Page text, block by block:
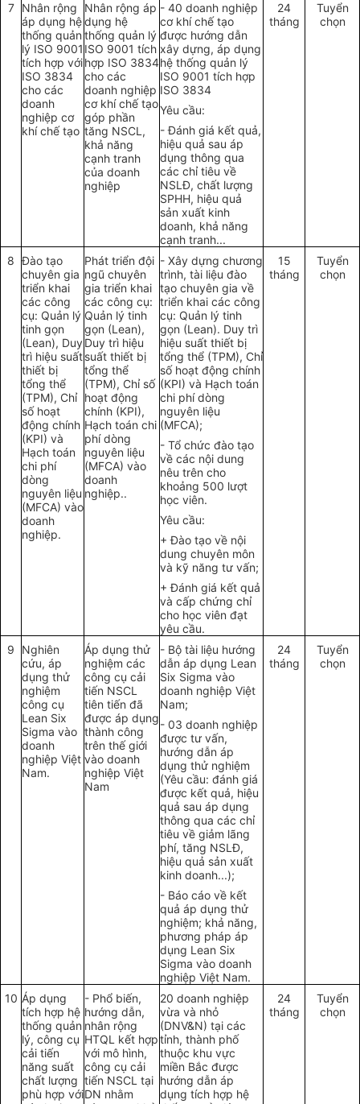
7
Nhân rộng
áp dụng hệ
thống quản
lý ISO 9001
tích hợp với
ISO 3834
cho các
doanh
nghiệp cơ
khí chế tạo
Nhân rộng áp
dụng hệ
thống quản lý
ISO 9001 tích
hợp ISO 3834
cho các
doanh nghiệp
cơ khí chếtạo
góp phần
tăng NSCL,
khả năng
cạnh tranh
của doanh
nghiệp
- 40 doanh nghiệp
cơ khí chếtạo
được hướng dẫn
xây dựng, áp dụng
hệ thống quản lý
ISO 9001 tích hợp
ISO 3834
Yêu cầu:
-Đánh giá kết quả,
hiệu quả sau áp
dụng thông qua
các chỉ tiêu về
NSLĐ, chất lượng
SPHH, hiệu quả
sản xuất kinh
doanh, khả năng
cạnh tranh...
24
tháng
Tuyển
chọn
8 Đào tạo
chuyên gia
triển khai
các công
cụ: Quản lý
tinh gọn
(Lean), Duy
trì hiệu suất
thiết bị
tổng thể
(TPM), Chỉ
số hoạt
động chính
(KPI) và
Hạch toán
chi phí
dòng
nguyên liệu
(MFCA) vào
doanh
nghiệp.
Phát triển đội
ngũ chuyên
gia triển khai
các công cụ:
Quản lý tinh
gọn (L ean),
Duy trì hiệu
suất thiết bị
tổng thể
(TPM), Chỉ số
hoạt động
chính (KPI),
Hạch toán chi
phí dòng
nguyên liệu
(MFCA) vào
doanh
nghiệp..
- Xây dựng chương
trình, tài liệu đào
tạo chuyên gia về
triển khai các công
cụ: Quản lý tinh
gọn (Lean). Duy trì
hiệu suất thiết bị
tổng thể (TPM), Chỉ
số hoạt động chính
(KPI) và Hạch toán
chi phí dòng
nguyên liệu
(MFCA);
- Tổ chức đào tạo
về các nội dung
nêu trên cho
khoảng 500 lượt
học viên.
Yêu cầu:
+ Đào tạo về nội
dung chuyên môn
và kỹ năng tư vấn;
+Đánh giá kết quả
và cấp chứng chỉ
cho học viên đạt
yêu cầu.
15
tháng
Tuyển
chọn
9 Nghiên
cứu, áp
dụng thử
nghiệm
công cụ
Lean Six
Sigma vào
doanh
nghiệp Việt
Nam.
Áp dụng thử
nghiệm các
công cụ cải
tiến NSCL
tiên tiến đã
được áp dụng
thành công
trên thếgiới
vào doanh
nghiệp Việt
Nam
- Bộ tài liệu hướng
dẫn áp dụng Lean
Six Sigma vào
doanh nghiệp Việt
Nam;
- 03 doanh nghiệp
được tư vấn,
hướng dẫn áp
dụng thử nghiệm
(Yêu cầu: đánh giá
được kết quả, hiệu
quả sau áp dụng
thông qua các chỉ
tiêu về giảm lãng
phí, tăng NSLĐ,
hiệu quả sản xuất
kinh doanh...);
- Báo cáo về kết
quả áp dụng thử
nghiệm; khả năng,
phương pháp áp
dụng L ean Six
Sigma vào doanh
nghiệp Việt Nam.
24
tháng
Tuyển
chọn
10 Áp dụng
tích hợp hệ
thống quản
lý, công cụ
cải tiến
năng suất
chất lượng
phù hợp với
- Phổ biến,
hướng dẫn,
nhân rộng
HTQL kết hợp
với mô hình,
công cụ cải
tiến NSCL tại
DN nhằm
20 doanh nghiệp
vừa và nhỏ
(DNV&N) tại các
tỉnh, thành phố
thuộc khu vực
miền Bắc được
hướng dẫn áp
dụng tích hợp hệ
24
tháng
Tuyển
chọn